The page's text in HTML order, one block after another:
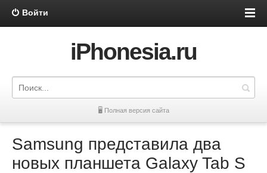
Войти
iPhonesia.ru
🖥 Полная версия сайта
Samsung представила два
новых планшета Galaxy Tab S